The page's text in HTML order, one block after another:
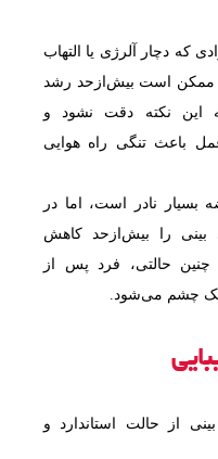
که دچار آلرژی یا التهاب
ممکن است بیش‌ازحد رشد
این نکته دقت نشود و
باعث تنگی راه هوایی
نادر است، اما در
بینی را بیش‌ازحد کاهش
حالتی، فرد پس از
چشم می‌شود.
از حالت استاندارد و